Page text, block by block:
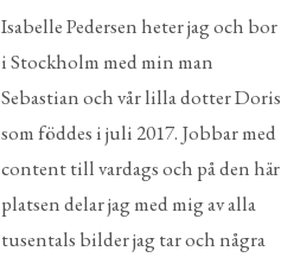
Isabelle Pedersen heter jag och bor
i Stockholm med min man
Sebastian och vår lilla dotter Doris
som föddes i juli 2017. Jobbar med
content till vardags och på den här
platsen delar jag med mig av alla
tusentals bilder jag tar och några